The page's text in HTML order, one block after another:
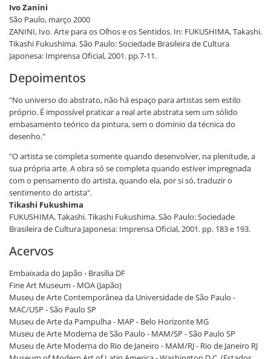
Ivo Zanini
São Paulo, março 2000
ZANINI, Ivo. Arte para os Olhos e os Sentidos. In: FUKUSHIMA, Takashi.
Tikashi Fukushima. São Paulo: Sociedade Brasileira de Cultura
Japonesa: Imprensa Oficial, 2001. pp.7-11.
Depoimentos
"No universo do abstrato, não há espaço para artistas sem estilo
próprio. É impossível praticar a real arte abstrata sem um sólido
embasamento teórico da pintura, sem o domínio da técnica do
desenho."
"O artista se completa somente quando desenvolver, na plenitude, a
sua própria arte. A obra só se completa quando estiver impregnada
com o pensamento do artista, quando ela, por si só, traduzir o
sentimento do artista".
Tikashi Fukushima
FUKUSHIMA, Takashi. Tikashi Fukushima. São Paulo: Sociedade
Brasileira de Cultura Japonesa: Imprensa Oficial, 2001. pp. 183 e 193.
Acervos
Embaixada do Japão - Brasília DF
Fine Art Museum - MOA (Japão)
Museu de Arte Contemporânea da Universidade de São Paulo -
MAC/USP - São Paulo SP
Museu de Arte da Pampulha - MAP - Belo Horizonte MG
Museu de Arte Moderna de São Paulo - MAM/SP - São Paulo SP
Museu de Arte Moderna do Rio de Janeiro - MAM/RJ - Rio de Janeiro RJ